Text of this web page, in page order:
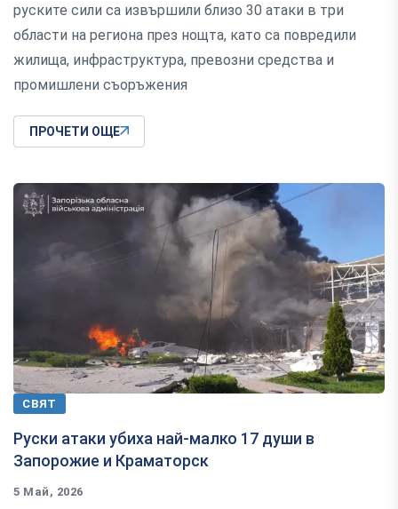
руските сили са извършили близо 30 атаки в три
области на региона през нощта, като са повредили
жилища, инфраструктура, превозни средства и
промишлени съоръжения
ПРОЧЕТИ ОЩЕ
СВЯТ
Руски атаки убиха най-малко 17 души в
Запорожие и Краматорск
5 Май, 2026